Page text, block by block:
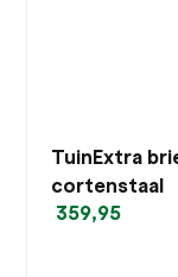
TuinExtra
cortenstaal
359,95